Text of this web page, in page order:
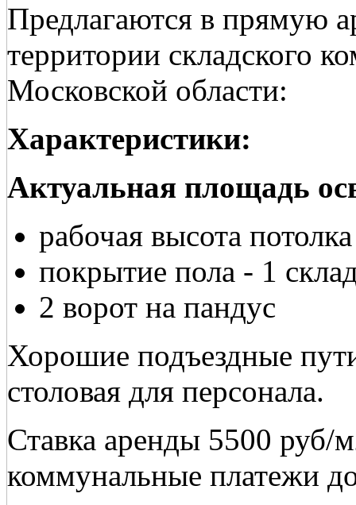
Предлагаются в прямую
территории складского
Московской области:
Характеристики:
Актуальная площадь
рабочая высота
покрытие пола - 1
2 ворот на пандус
Хорошие подъездные
столовая для персонала.
Ставка аренды 5500
коммунальные платежи